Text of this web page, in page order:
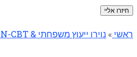
חיזרו אליי
ראשי » נוירו ייעוץ משפחתי & N-CBT